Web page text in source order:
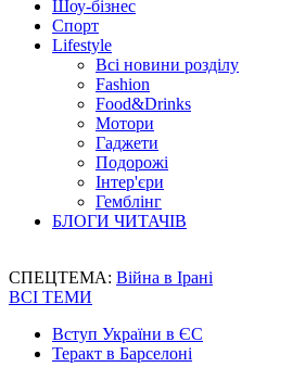
Шоу-бізнес
Спорт
Lifestyle
Всі новини розділу
Fashion
Food&Drinks
Мотори
Гаджети
Подорожі
Інтер'єри
Гемблінг
БЛОГИ ЧИТАЧІВ
СПЕЦТЕМА: Війна в Ірані
ВСІ ТЕМИ
Вступ України в ЄС
Теракт в Барселоні